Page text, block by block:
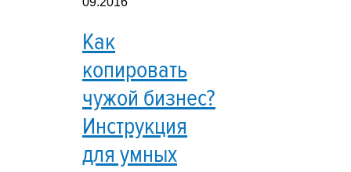
Как
копировать
чужой бизнес?
Инструкция
для умных